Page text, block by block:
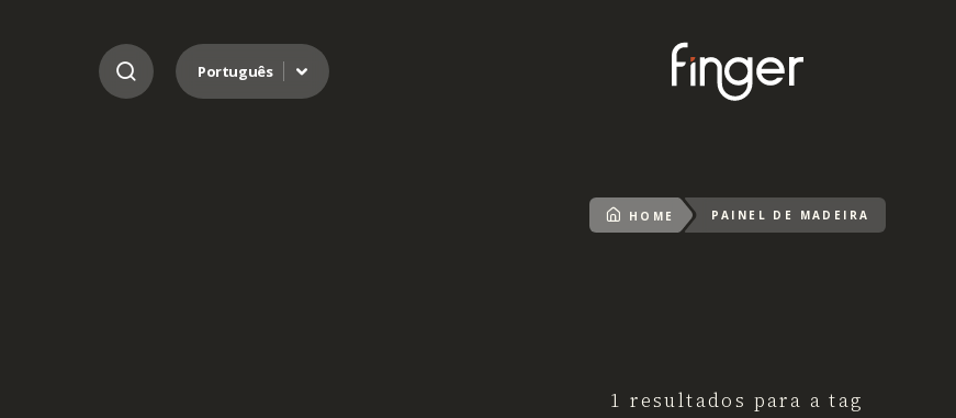
Ir para o conteúdo
Português
HOME PAINEL DE MADEIRA
1 resultados para a tag